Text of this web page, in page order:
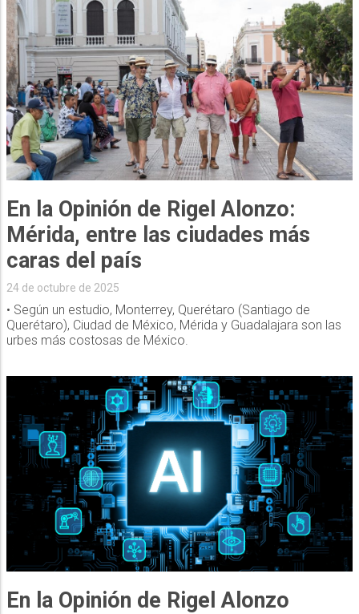
En la Opinión de Rigel Alonzo:
Mérida, entre las ciudades más
caras del país
24 de octubre de 2025
• Según un estudio, Monterrey, Querétaro (Santiago de
Querétaro), Ciudad de México, Mérida y Guadalajara son las
urbes más costosas de México.
En la Opinión de Rigel Alonzo